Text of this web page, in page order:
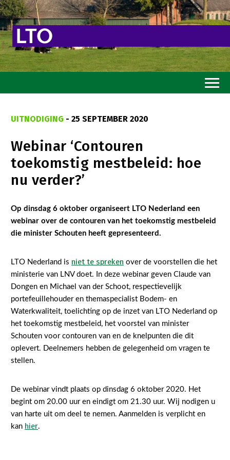
Goed eten
Mooi groen
Sterk ondernemerschap
Transitiepaden
Thema’s
Gezonde dieren
Natuur, klimaat en energie
Bodem en water
Platteland en omgeving
Mens, ondernemerschap en onderwijs
Internationaal
Dier
UITNODIGING - 25 SEPTEMBER 2020
Webinar ‘Contouren
toekomstig mestbeleid: hoe
nu verder?’
Op dinsdag 6 oktober organiseert LTO Nederland een
webinar over de contouren van het toekomstig mestbeleid
die minister Schouten heeft gepresenteerd.
LTO Nederland is niet te spreken over de voorstellen die het
ministerie van LNV doet. In deze webinar geven Claude van
Dongen en Michael van der Schoot, respectievelijk
portefeuillehouder en themaspecialist Bodem- en
Waterkwaliteit, toelichting op de inzet van LTO Nederland op
het toekomstig mestbeleid, het voorstel van minister
Schouten voor contouren van en de knelpunten die dit
oplevert. Deelnemers hebben de gelegenheid om vragen te
stellen.
De webinar vindt plaats op dinsdag 6 oktober 2020. Het
begint om 20.00 uur en eindigt om 21.30 uur. Wij nodigen u
van harte uit om deel te nemen. Aanmelden is verplicht en
kan hier.